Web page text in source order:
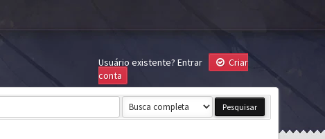
Usuário existente? Entrar
Criar
conta